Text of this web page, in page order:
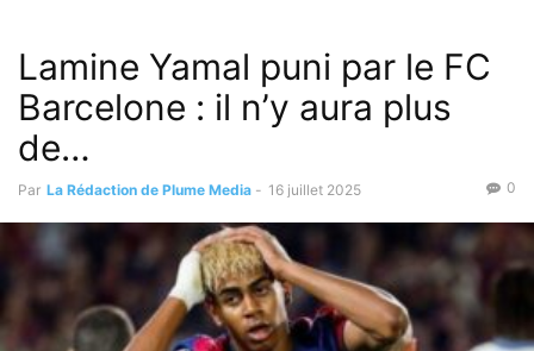
Lamine Yamal puni par le FC
Barcelone : il n’y aura plus
de…
Par La Rédaction de Plume Media - 16 juillet 2025 0